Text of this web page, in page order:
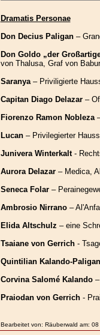
Dramatis Personae
Don Decius Paligan–
Don Goldo „der
von Thalusa, Graf von
Saranya– Priviligierte
Capitan Diago Delazar–
Fiorenzo Ramon Nobleza–
Lucan– Privilegierter
Junivera Winterkalt-
Aurora Delazar– Medica,
Seneca Folar–
Ambrosio Nirrano–
Elida Altschulz – eine
Tsaiane von Gerrich-
Quintilian Kalando-Paligan
Corvina Salomé Kalando–
Praiodan von Gerrich-
Bearbeitet von: Räuberwald am: